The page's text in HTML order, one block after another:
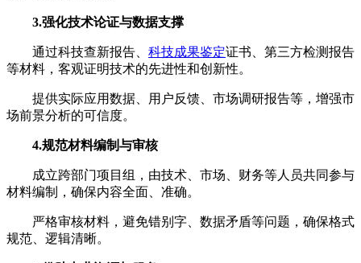
3.强化技术论证与数据支撑
通过科技查新报告、 科技成果鉴定证书、第三方检测报告
等材料，客观证明技术的先进性和创新性。
提供实际应用数据、用户反馈、市场调研报告等，增强市
场前景分析的可信度。
4.规范材料编制与审核
成立跨部门项目组，由技术、市场、财务等人员共同参与
材料编制，确保内容全面、准确。
严格审核材料，避免错别字、数据矛盾等问题，确保格式
规范、逻辑清晰。